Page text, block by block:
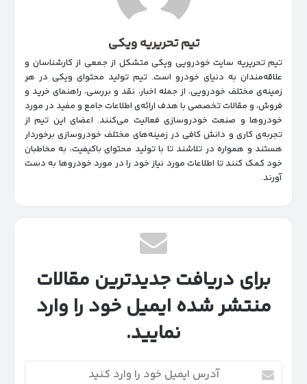
تیم تحریریه ویکی
تیم تحریریه سایت خودرویی ویکی متشکل از جمعی از کارشناسان و
علاقه‌مندان به دنیای خودرو است. تیم تولید محتوای ویکی در هر
زمینه‌‌ی مختلف خودرویی، از جمله اخبار، نقد و بررسی، راهنمای خرید و
فروش، و مقالات تخصصی با هدف ارائه‌ی اطلاعات جامع و مفید در مورد
خودروها و صنعت خودروسازی فعالیت می‌کنند. اعضای این تیم از
تجربه‌ی کاری و دانش کافی در زمینه‌های مختلف خودروسازی برخوردار
هستند و همواره در تلاشند تا با تولید محتوای باکیفیت، به مخاطبان
خود کمک کنند تا اطلاعات مورد نیاز خود را در مورد خودروها به دست
آورند.
برای دریافت جدیدترین مقالات
منتشر شده ایمیل خود را وارد
نمایید.
آدرس
ایمیل